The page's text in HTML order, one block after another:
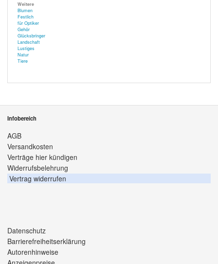
Weitere
Blumen
Festlich
für Optiker
Gehör
Glücksbringer
Landschaft
Lustiges
Natur
Tiere
Infobereich
AGB
Versandkosten
Verträge hier kündigen
Widerrufsbelehrung
Vertrag widerrufen
Datenschutz
Barrierefreiheitserklärung
Autorenhinweise